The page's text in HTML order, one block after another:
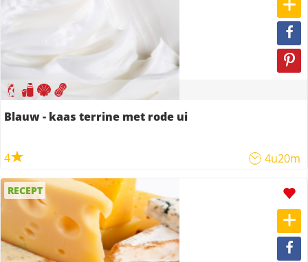
Blauw - kaas terrine met rode ui
4 4u20m
RECEPT